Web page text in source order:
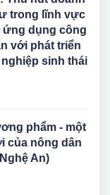
trong lĩnh vực
ứng dụng công
với phát triển
sinh thái
phẩm - một
của nông dân
An)